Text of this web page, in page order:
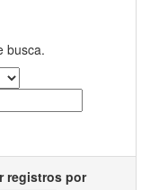
busca.
registros por